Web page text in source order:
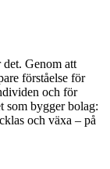
det. Genom att
förståelse för
och för
som bygger bolag:
och växa – på